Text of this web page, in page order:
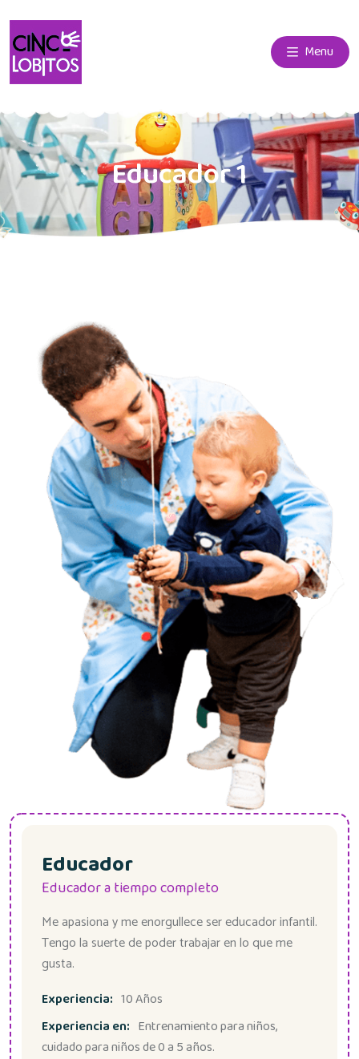
Menu
Educador 1
Educador
Educador a tiempo completo
Me apasiona y me enorgullece ser educador infantil.
Tengo la suerte de poder trabajar en lo que me
gusta.
Experiencia: 10 Años
Experiencia en: Entrenamiento para niños,
cuidado para niños de 0 a 5 años.